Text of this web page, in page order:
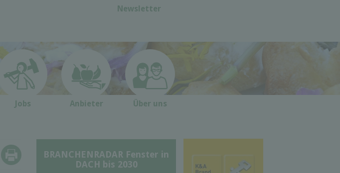
Newsletter
Jobs Anbieter Über uns
BRANCHENRADAR Fenster in
DACH bis 2030